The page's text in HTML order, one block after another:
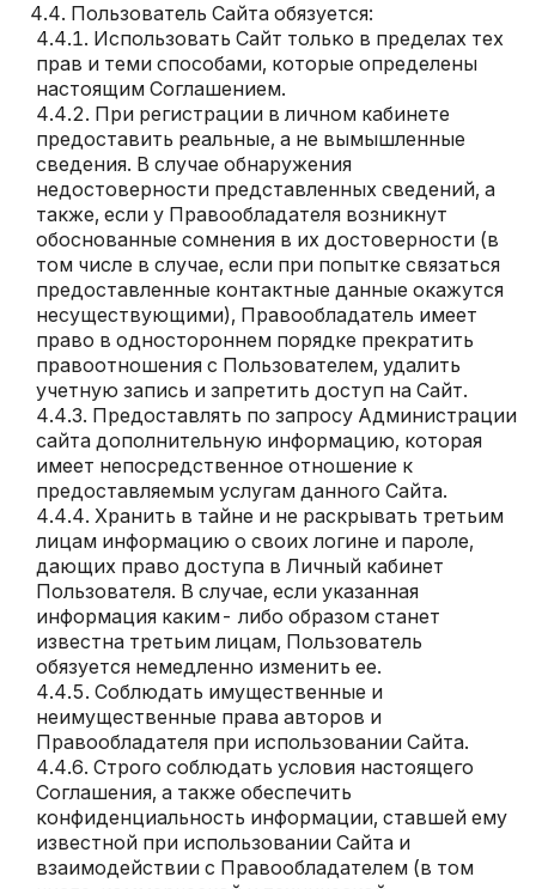
Пользователь Сайта обязуется:
Использовать Сайт только в пределах тех
прав и теми способами, которые определены
настоящим Соглашением.
При регистрации в личном кабинете
предоставить реальные, а не вымышленные
сведения. В случае обнаружения
недостоверности представленных сведений, а
также, если у Правообладателя возникнут
обоснованные сомнения в их достоверности (в
том числе в случае, если при попытке связаться
предоставленные контактные данные окажутся
несуществующими), Правообладатель имеет
право в одностороннем порядке прекратить
правоотношения с Пользователем, удалить
учетную запись и запретить доступ на Сайт.
Предоставлять по запросу Администрации
сайта дополнительную информацию, которая
имеет непосредственное отношение к
предоставляемым услугам данного Сайта.
Хранить в тайне и не раскрывать третьим
лицам информацию о своих логине и пароле,
дающих право доступа в Личный кабинет
Пользователя. В случае, если указанная
информация каким- либо образом станет
известна третьим лицам, Пользователь
обязуется немедленно изменить ее.
Соблюдать имущественные и
неимущественные права авторов и
Правообладателя при использовании Сайта.
Строго соблюдать условия настоящего
Соглашения, а также обеспечить
конфиденциальность информации, ставшей ему
известной при использовании Сайта и
взаимодействии с Правообладателем (в том